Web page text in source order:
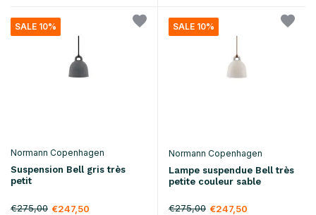
SALE 10%
Normann Copenhagen
Suspension Bell gris très
petit
€275,00 €247,50
SALE 10%
Normann Copenhagen
Lampe suspendue Bell très
petite couleur sable
€275,00 €247,50